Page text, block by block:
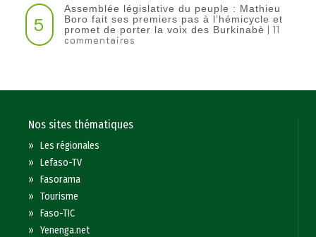
5
Assemblée législative du peuple : Mathieu
Boro fait ses premiers pas à l’hémicycle et
promet de porter la voix des Burkinabè | 11
commentaires
Nos sites thématiques
»Les régionales
»Lefaso-TV
»Fasorama
»Tourisme
»Faso-TIC
»Yenenga.net